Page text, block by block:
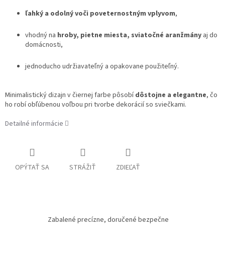
ľahký a odolný voči poveternostným vplyvom,
vhodný na hroby, pietne miesta, sviatočné aranžmány aj do
domácnosti,
jednoducho udržiavateľný a opakovane použiteľný.
Minimalistický dizajn v čiernej farbe pôsobídôstojne a elegantne, čo
ho robí obľúbenou voľbou pri tvorbe dekorácií so sviečkami.
Detailné informácie
OPÝTAŤ SA STRÁŽIŤ ZDIEĽAŤ
Zabalené precízne, doručené bezpečne